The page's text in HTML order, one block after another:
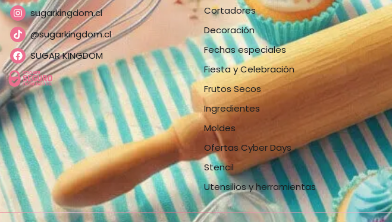
sugarkingdom.cl
@sugarkingdom.cl
SUGAR KINGDOM
Cortadores
Decoración
Fechas especiales
Fiesta y Celebración
Frutos Secos
Ingredientes
Moldes
Ofertas Cyber Days
Stencil
Utensilios y herramientas